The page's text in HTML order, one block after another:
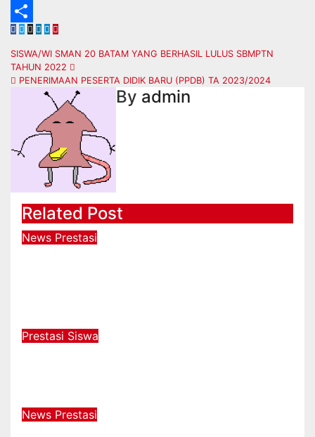
Copy
Link
Share
SISWA/WI SMAN 20 BATAM YANG BERHASIL LULUS SBMPTN
TAHUN 2022
PENERIMAAN PESERTA DIDIK BARU (PPDB) TA 2023/2024
By admin
Related Post
News Prestasi
Prestasi Siswa
News Prestasi